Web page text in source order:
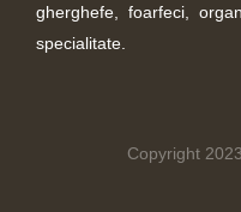
gherghefe, foarfeci,
specialitate.
Copyright